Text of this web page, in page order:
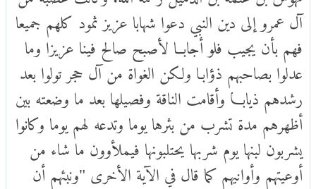
آل عمرو إلى دين النبي دعوا شهابا عزيز ثمود كلهم جميعا
فهم بأن يجيب فلو أجابــا لأصبح صالح فينا عزيزا وما
عدلوا بصاحبهم ذؤابـا ولكن الغواة من آل حجر تولوا بعد
رشدهم ذيابـــا وأقامت الناقة وفصيلها بعد ما وضعته بين
أظهرهم مدة تشرب من بئرها يوما وتدعه لهم يوما وكانوا
يشربون لبنها يوم شربها يحتلبونها فيملأوون ما شاء من
أوعيتهم وأوانيهم كما قال في الآية الأخرى "ونبئهم أن